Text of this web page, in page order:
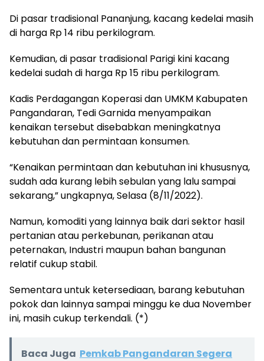
Di pasar tradisional Pananjung, kacang kedelai masih
di harga Rp 14 ribu perkilogram.
Kemudian, di pasar tradisional Parigi kini kacang
kedelai sudah di harga Rp 15 ribu perkilogram.
Kadis Perdagangan Koperasi dan UMKM Kabupaten
Pangandaran, Tedi Garnida menyampaikan
kenaikan tersebut disebabkan meningkatnya
kebutuhan dan permintaan konsumen.
“Kenaikan permintaan dan kebutuhan ini khususnya,
sudah ada kurang lebih sebulan yang lalu sampai
sekarang,” ungkapnya, Selasa (8/11/2022).
Namun, komoditi yang lainnya baik dari sektor hasil
pertanian atau perkebunan, perikanan atau
peternakan, Industri maupun bahan bangunan
relatif cukup stabil.
Sementara untuk ketersediaan, barang kebutuhan
pokok dan lainnya sampai minggu ke dua November
ini, masih cukup terkendali. (*)
Baca Juga Pemkab Pangandaran Segera